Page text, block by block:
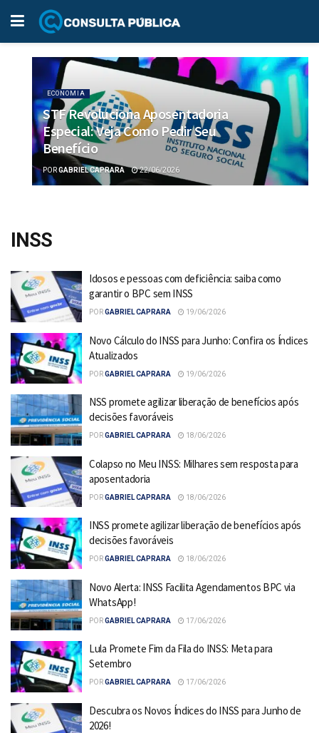
ECONOMIA
STF Revoluciona Aposentadoria
Especial: Veja Como Pedir Seu
Benefício
PORGABRIEL CAPRARA 22/06/2026
INSS
Idosos e pessoas com deficiência: saiba como
garantir o BPC sem INSS
PORGABRIEL CAPRARA 19/06/2026
Novo Cálculo do INSS para Junho: Confira os Índices
Atualizados
PORGABRIEL CAPRARA 19/06/2026
NSS promete agilizar liberação de benefícios após
decisões favoráveis
PORGABRIEL CAPRARA 18/06/2026
Colapso no Meu INSS: Milhares sem resposta para
aposentadoria
PORGABRIEL CAPRARA 18/06/2026
INSS promete agilizar liberação de benefícios após
decisões favoráveis
PORGABRIEL CAPRARA 18/06/2026
Novo Alerta: INSS Facilita Agendamentos BPC via
WhatsApp!
PORGABRIEL CAPRARA 17/06/2026
Lula Promete Fim da Fila do INSS: Meta para
Setembro
PORGABRIEL CAPRARA 17/06/2026
Descubra os Novos Índices do INSS para Junho de
2026!